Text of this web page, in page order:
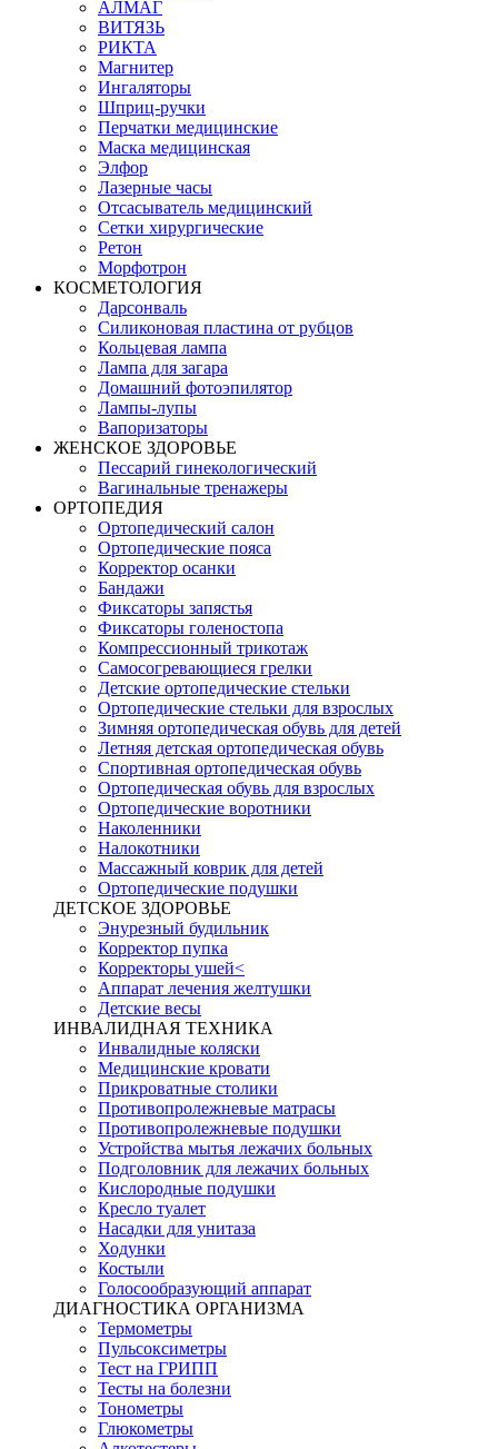
АЛМАГ
ВИТЯЗЬ
РИКТА
Магнитер
Ингаляторы
Шприц-ручки
Перчатки медицинские
Маска медицинская
Элфор
Лазерные часы
Отсасыватель медицинский
Сетки хирургические
Ретон
Морфотрон
КОСМЕТОЛОГИЯ
Дарсонваль
Силиконовая пластина от рубцов
Кольцевая лампа
Лампа для загара
Домашний фотоэпилятор
Лампы-лупы
Вапоризаторы
ЖЕНСКОЕ ЗДОРОВЬЕ
Пессарий гинекологический
Вагинальные тренажеры
ОРТОПЕДИЯ
Ортопедический салон
Ортопедические пояса
Корректор осанки
Бандажи
Фиксаторы запястья
Фиксаторы голеностопа
Компрессионный трикотаж
Самосогревающиеся грелки
Детские ортопедические стельки
Ортопедические стельки для взрослых
Зимняя ортопедическая обувь для детей
Летняя детская ортопедическая обувь
Спортивная ортопедическая обувь
Ортопедическая обувь для взрослых
Ортопедические воротники
Наколенники
Налокотники
Массажный коврик для детей
Ортопедические подушки
ДЕТСКОЕ ЗДОРОВЬЕ
Энурезный будильник
Корректор пупка
Корректоры ушей<
Аппарат лечения желтушки
Детские весы
ИНВАЛИДНАЯ ТЕХНИКА
Инвалидные коляски
Медицинские кровати
Прикроватные столики
Противопролежневые матрасы
Противопролежневые подушки
Устройства мытья лежачих больных
Подголовник для лежачих больных
Кислородные подушки
Кресло туалет
Насадки для унитаза
Ходунки
Костыли
Голосообразующий аппарат
ДИАГНОСТИКА ОРГАНИЗМА
Термометры
Пульсоксиметры
Тест на ГРИПП
Тесты на болезни
Тонометры
Глюкометры